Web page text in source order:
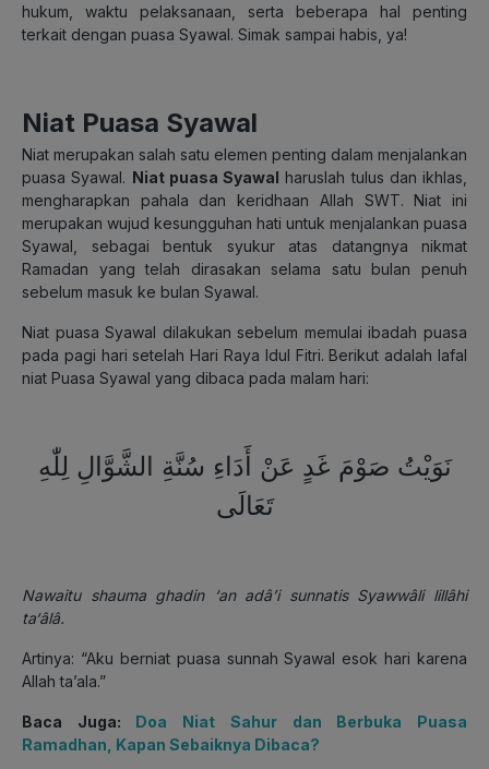
hukum, waktu pelaksanaan, serta beberapa hal penting
terkait dengan puasa Syawal. Simak sampai habis, ya!
Niat Puasa Syawal
Niat merupakan salah satu elemen penting dalam menjalankan
puasa Syawal. Niat puasa Syawal haruslah tulus dan ikhlas,
mengharapkan pahala dan keridhaan Allah SWT. Niat ini
merupakan wujud kesungguhan hati untuk menjalankan puasa
Syawal, sebagai bentuk syukur atas datangnya nikmat
Ramadan yang telah dirasakan selama satu bulan penuh
sebelum masuk ke bulan Syawal.
Niat puasa Syawal dilakukan sebelum memulai ibadah puasa
pada pagi hari setelah Hari Raya Idul Fitri. Berikut adalah lafal
niat Puasa Syawal yang dibaca pada malam hari:
نَوَيْتُ صَوْمَ غَدٍ عَنْ أَدَاءِ سُنَّةِ الشَّوَّالِ لِلّٰهِ
تَعَالَى
Nawaitu shauma ghadin ‘an adâ’i sunnatis Syawwâli lillâhi
ta‘âlâ.
Artinya: “Aku berniat puasa sunnah Syawal esok hari karena
Allah ta’ala.”
Baca Juga: Doa Niat Sahur dan Berbuka Puasa
Ramadhan, Kapan Sebaiknya Dibaca?